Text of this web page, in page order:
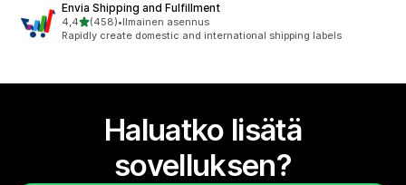
Envia Shipping and Fulfillment
4,4/ 5 tähteä
(458)
458 arvostelua yhteensä
•Ilmainen asennus
Rapidly create domestic and international shipping labels
Haluatko lisätä
sovelluksen?